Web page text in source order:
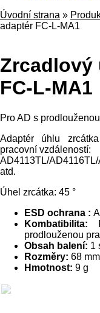
Úvodní strana »
adaptér FC-L-MA1
Zrcadlový
FC-L-MA1
Pro AD s
Adaptér úhlu
pracovní vzdáleností:
AD4113TL/
atd.
Úhel zrcátka: 45 °
ESD ochrana :
Kombatibilita:
prodlouženou
Obsah balení: 1
Rozměry: 68
Hmotnost: 9 g